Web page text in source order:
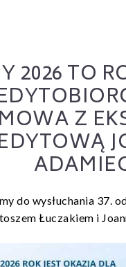
2026 TO
Z
do wysłuchania 37.
Łuczakiem i